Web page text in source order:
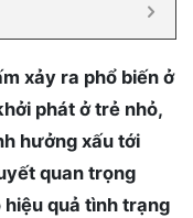
xảy ra phổ biến ở
phát ở trẻ nhỏ,
hưởng xấu tới
quan trọng
hiệu quả tình trạng